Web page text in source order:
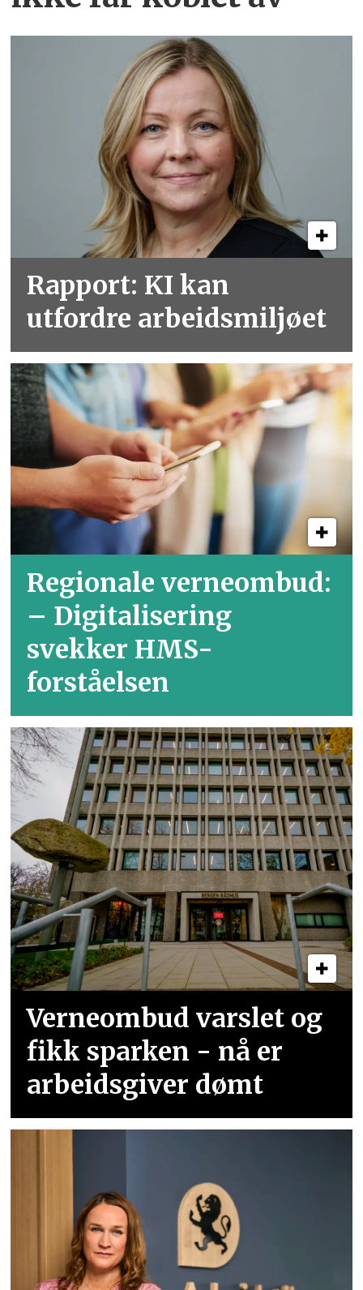
Rapport: KI kan
utfordre arbeidsmiljøet
Regionale verneombud:
– Digitalisering
svekker HMS-
forståelsen
Verneombud varslet og
fikk sparken - nå er
arbeidsgiver dømt